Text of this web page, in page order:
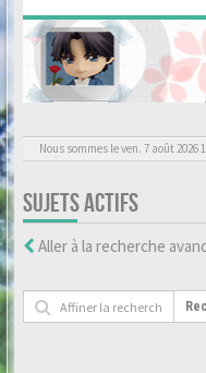
Nous sommes le ven. 7 août 2026
SUJETS ACTIFS
Aller à la recherche